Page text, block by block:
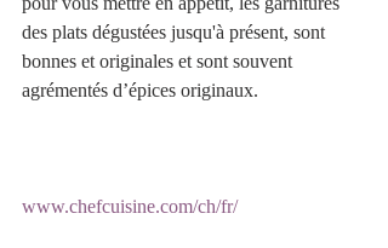
des plats dégustées jusqu'à présent, sont
bonnes et originales et sont souvent
agrémentés d’épices originaux.
www.chefcuisine.com/ch/fr/